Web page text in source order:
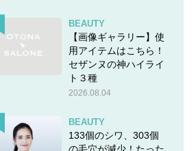
BEAUTY
【画像ギャラリー】使
用アイテムはこちら！
セザンヌの神ハイライ
ト３種
2026.08.04
BEAUTY
133個のシワ、303個
の毛穴が減少！たった